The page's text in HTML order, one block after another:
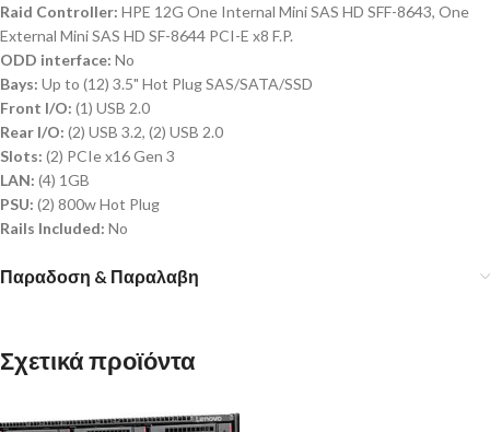
Raid Controller: HPE 12G One Internal Mini SAS HD SFF-8643, One
External Mini SAS HD SF-8644 PCI-E x8 F.P.
ODD interface: No
Bays: Up to (12) 3.5" Hot Plug SAS/SATA/SSD
Front I/O: (1) USB 2.0
Rear I/O: (2) USB 3.2, (2) USB 2.0
Slots: (2) PCIe x16 Gen 3
LAN: (4) 1GB
PSU: (2) 800w Hot Plug
Rails Included: No
Παραδοση & Παραλαβη
Σχετικά προϊόντα